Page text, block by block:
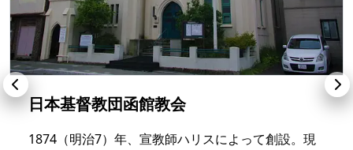
日本基督教団函館教会
1874（明治7）年、宣教師ハリスによって創設。現